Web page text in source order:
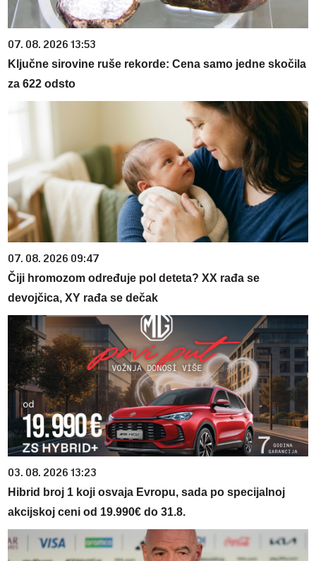
07. 08. 2026 13:53
Ključne sirovine ruše rekorde: Cena samo jedne skočila
za 622 odsto
07. 08. 2026 09:47
Čiji hromozom određuje pol deteta? XX rađa se
devojčica, XY rađa se dečak
03. 08. 2026 13:23
Hibrid broj 1 koji osvaja Evropu, sada po specijalnoj
akcijskoj ceni od 19.990€ do 31.8.